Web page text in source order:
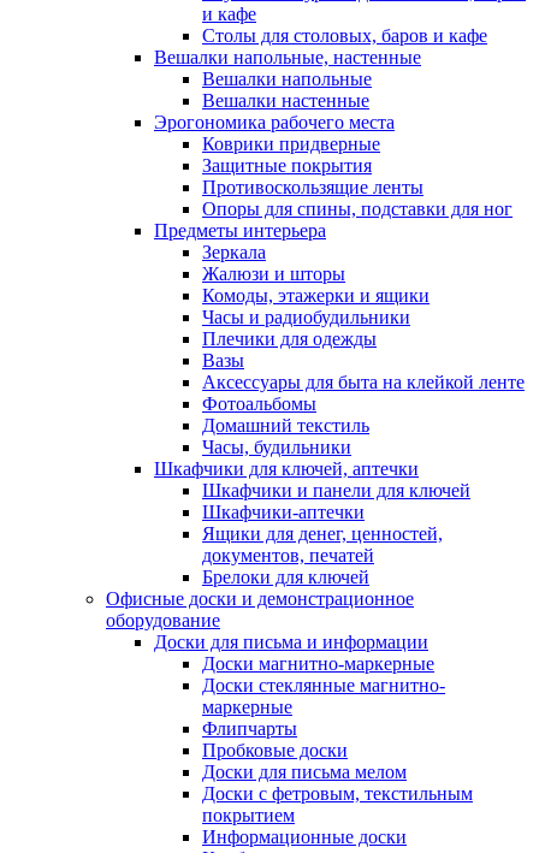
и кафе
Столы для столовых, баров и кафе
Вешалки напольные, настенные
Вешалки напольные
Вешалки настенные
Эрогономика рабочего места
Коврики придверные
Защитные покрытия
Противоскользящие ленты
Опоры для спины, подставки для ног
Предметы интерьера
Зеркала
Жалюзи и шторы
Комоды, этажерки и ящики
Часы и радиобудильники
Плечики для одежды
Вазы
Аксессуары для быта на клейкой ленте
Фотоальбомы
Домашний текстиль
Часы, будильники
Шкафчики для ключей, аптечки
Шкафчики и панели для ключей
Шкафчики-аптечки
Ящики для денег, ценностей,
документов, печатей
Брелоки для ключей
Офисные доски и демонстрационное
оборудование
Доски для письма и информации
Доски магнитно-маркерные
Доски стеклянные магнитно-
маркерные
Флипчарты
Пробковые доски
Доски для письма мелом
Доски с фетровым, текстильным
покрытием
Информационные доски